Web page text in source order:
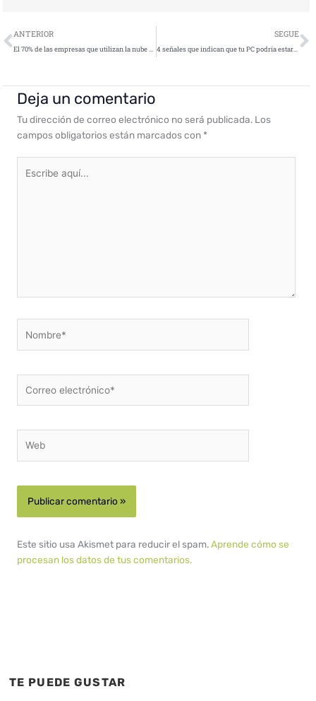
Ant
ANTERIOR
El 70% de las empresas que utilizan la nube y Saas no cuenta con plan de seguridad
SEGUE
4 señales que indican que tu PC podría estar infectado por malware
Deja un comentario
Tu dirección de correo electrónico no será publicada. Los
campos obligatorios están marcados con *
aquí...
electrónico*
Este sitio usa Akismet para reducir el spam.Aprende cómo se
procesan los datos de tus comentarios.
TE PUEDE GUSTAR